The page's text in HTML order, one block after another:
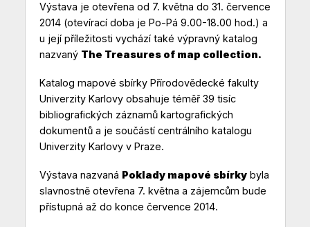
Výstava je otevřena od 7. května do 31. července
2014 (otevírací doba je Po-Pá 9.00-18.00 hod.) a
u její příležitosti vychází také výpravný katalog
nazvaný The Treasures of map collection.
Katalog mapové sbírky Přírodovědecké fakulty
Univerzity Karlovy obsahuje téměř 39 tisíc
bibliografických záznamů kartografických
dokumentů a je součástí centrálního katalogu
Univerzity Karlovy v Praze.
Výstava nazvaná Poklady mapové sbírkybyla
slavnostně otevřena 7. května a zájemcům bude
přístupná až do konce července 2014.